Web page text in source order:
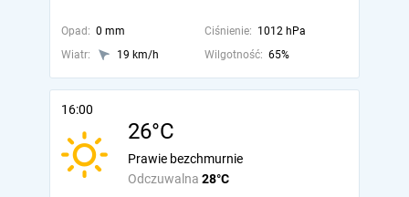
Opad: 0 mm Ciśnienie: 1012 hPa
Wiatr:
19 km/h Wilgotność: 65%
16:00
26°C
Odczuwalna 28°C
Prawie bezchmurnie